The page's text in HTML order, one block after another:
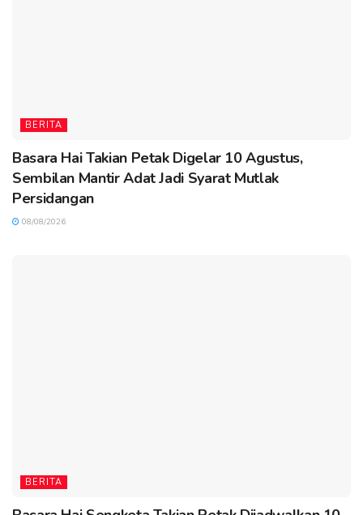
BERITA
Basara Hai Takian Petak Digelar 10 Agustus,
Sembilan Mantir Adat Jadi Syarat Mutlak
Persidangan
08/08/2026
BERITA